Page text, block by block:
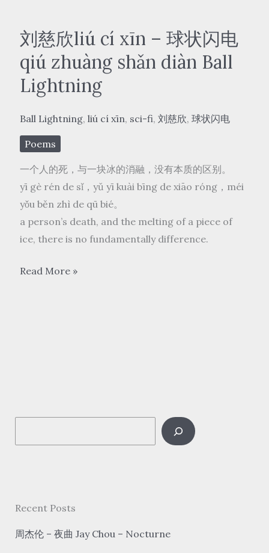
刘慈欣liú cí xīn – 球状闪电
qiú zhuàng shǎn diàn Ball
Lightning
Ball Lightning, liú cí xīn, sci-fi, 刘慈欣, 球状闪电
Poems
一个人的死，与一块冰的消融，没有本质的区别。
yī gè rén de sǐ，yǔ yī kuài bīng de xiāo róng，méi
yǒu běn zhì de qū bié。
a person’s death, and the melting of a piece of
ice, there is no fundamentally difference.
刘
电
diàn
Ball
Read More »
e
c
Recent Posts
周杰伦 – 夜曲 Jay Chou – Nocturne